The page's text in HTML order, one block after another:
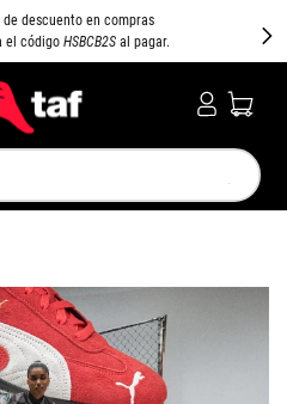
descuento en compras
el código HSBCB2Sal pagar.